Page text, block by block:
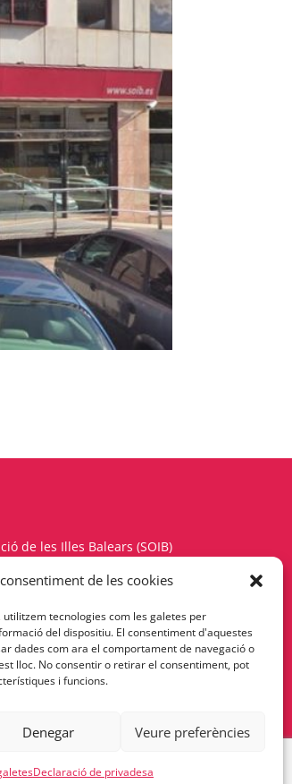
de les cookies
tecnologies com les galetes per
del dispositiu. El consentiment d'aquestes
dades com ara el comportament de navegació o
lloc. No consentir o retirar el consentiment, pot
i funcions.
Denegar Veure preferències
Declaració de privadesa
de les Illes Balears (SOIB)
d’Hortolans, 11, 1a planta
971177900 – Fax 971176342
Política de Privacitat